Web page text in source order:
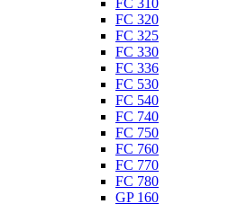
FC 320
FC 325
FC 330
FC 336
FC 530
FC 540
FC 740
FC 750
FC 760
FC 770
FC 780
GP 160